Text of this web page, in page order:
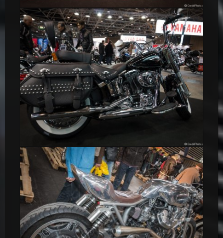
Indian Motorcycle Chief Vintage
Stand Harley Davidson en images – Salon 2 Roues Lyon 2015